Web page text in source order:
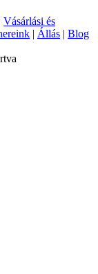
Vásárlási és
| Állás | Blog